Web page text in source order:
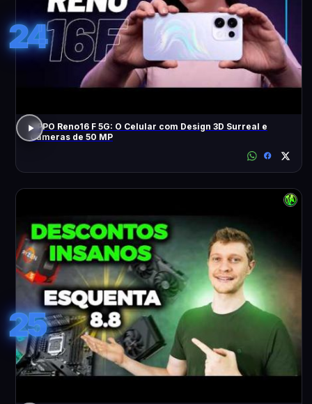
24
OPPO Reno16 F 5G: O Celular com Design 3D Surreal e
Câmeras de 50 MP
25